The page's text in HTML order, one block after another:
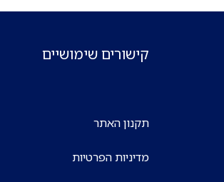
קישורים שימושיים
תקנון האתר
מדיניות הפרטיות